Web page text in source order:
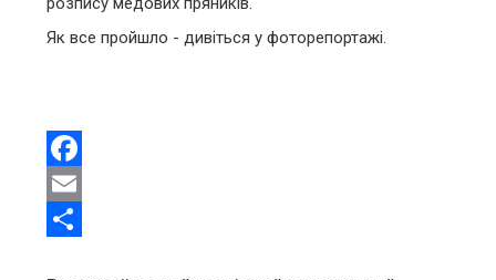
Як все пройшло - дивіться у фоторепортажі.
Facebook
Email